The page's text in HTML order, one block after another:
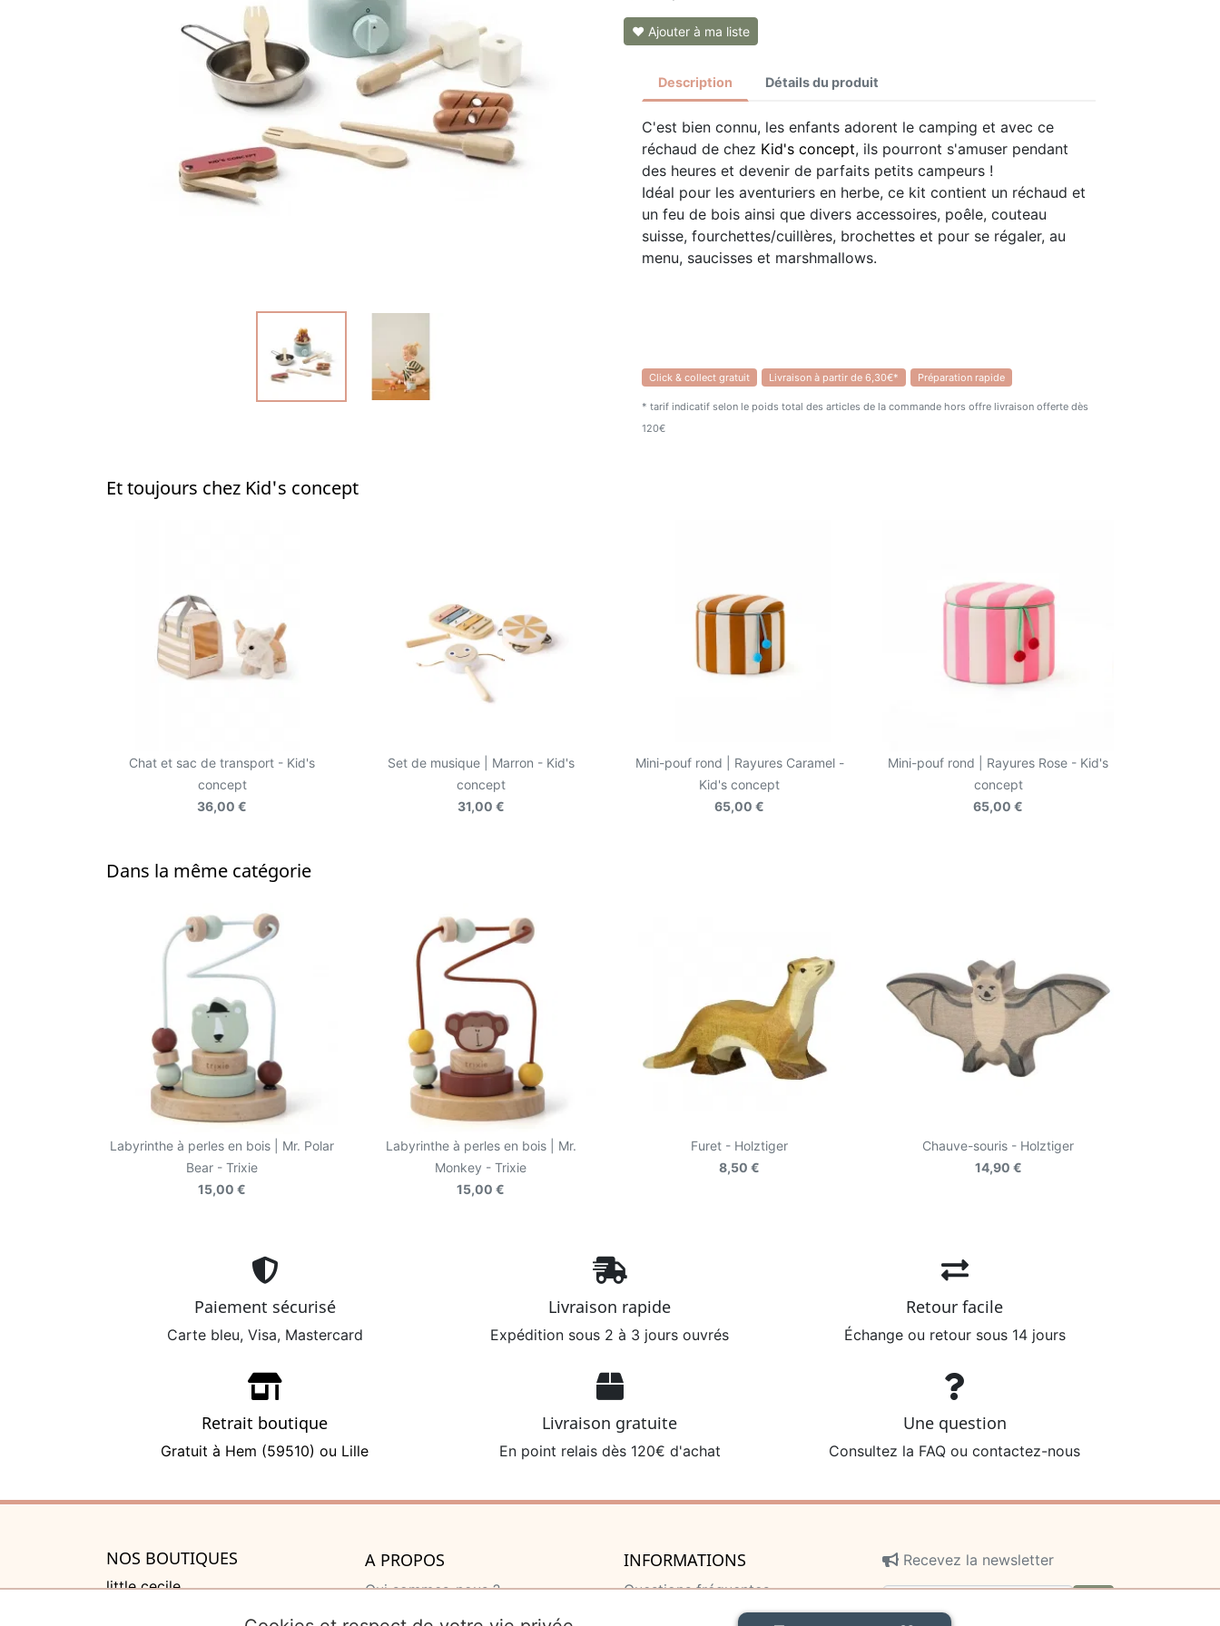
❤ Ajouter à ma liste
Description Détails du produit
C'est bien connu, les enfants adorent le camping et avec ce
réchaud de chez Kid's concept, ils pourront s'amuser pendant
des heures et devenir de parfaits petits campeurs !
Idéal pour les aventuriers en herbe, ce kit contient un réchaud et
un feu de bois ainsi que divers accessoires, poêle, couteau
suisse, fourchettes/cuillères, brochettes et pour se régaler, au
menu, saucisses et marshmallows.
Click & collect gratuit Livraison à partir de 6,30€* Préparation rapide
* tarif indicatif selon le poids total des articles de la commande hors offre livraison offerte dès
120€
Et toujours chez Kid's concept
Chat et sac de transport - Kid's
concept
36,00 €
Set de musique | Marron - Kid's
concept
31,00 €
Mini-pouf rond | Rayures Caramel -
Kid's concept
65,00 €
Mini-pouf rond | Rayures Rose - Kid's
concept
65,00 €
Dans la même catégorie
Labyrinthe à perles en bois | Mr. Polar
Bear - Trixie
15,00 €
Labyrinthe à perles en bois | Mr.
Monkey - Trixie
15,00 €
Furet - Holztiger
8,50 €
Chauve-souris - Holztiger
14,90 €
Paiement sécurisé
Carte bleu, Visa, Mastercard
Livraison rapide
Expédition sous 2 à 3 jours ouvrés
Retour facile
Échange ou retour sous 14 jours
Retrait boutique
Gratuit à Hem (59510) ou Lille
Livraison gratuite
En point relais dès 120€ d'achat
Une question
Consultez la FAQ ou contactez-nous
NOS BOUTIQUES
little cecile
A PROPOS
Qui sommes-nous ?
INFORMATIONS
Questions fréquentes
Livraison et retour
Recevez la newsletter